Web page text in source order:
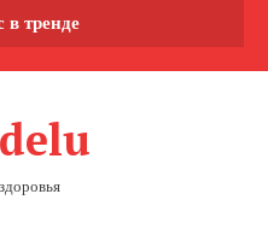
в тренде